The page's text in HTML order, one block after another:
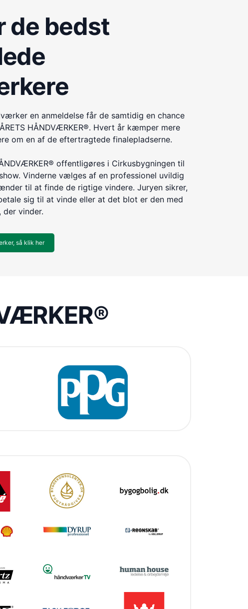
de bedst
en anmeldelse får de samtidig en chance
HÅNDVÆRKER®. Hvert år kæmper mere
om en af de eftertragtede finalepladserne.
offentligøres i Cirkusbygningen til
Vinderne vælges af en professionel uvildig
til at finde de rigtige vindere. Juryen sikrer,
sig til at vinde eller at det blot er den med
der vinder.
så klik her